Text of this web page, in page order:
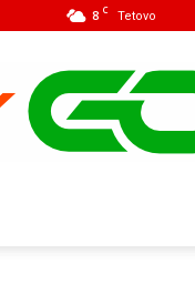
8 C Tetovo